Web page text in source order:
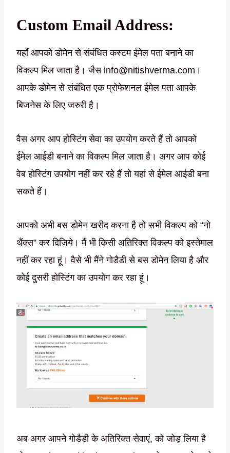
Custom Email Address:
यहाँ आपको डोमेन से संबंधित कस्टम ईमेल पता बनाने का
विकल्प मिल जाता है। जैस info@nitishverma.com।
आपके डोमेन से संबंधित एक प्रोफेशनल ईमेल पता आपके
बिजनेस के लिए जरुरी है।
वैस अगर आप होस्टिंग सेवा का उपयोग करते हैं तो आपको
ईमेल आईडी बनाने का विकल्प मिल जाता है। अगर आप कोई
वेब होस्टिंग उपयोग नहीं कर रहे हैं तो यहां से ईमेल आईडी बना
सकते हैं।
आपको अभी बस डोमेन खरीद करना है तो सभी विकल्प को “नो
थैंक्स” कर दिजिये। मैं भी किसी अतिरिक्त विकल्प को इस्तेमाल
नहीं कर रहा हूं। वैसे भी मैंने गोडैडी से बस डोमेन लिया है और
कोई दुसरी होस्टिंग का उपयोग कर रहा हूं।
अब अगर आपने गोडैडी के अतिरिक्त सेवाएं, को जोड़ लिया है